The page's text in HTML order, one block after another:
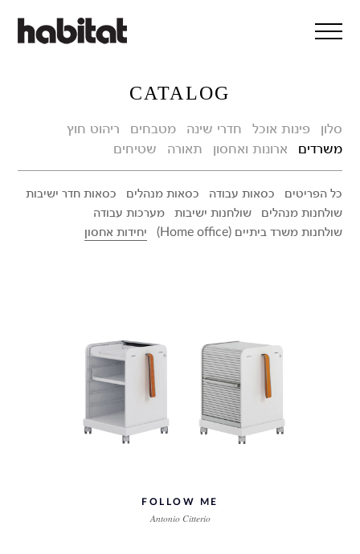
דלג/י לתוכן מרכזי
CATALOG
סלון פינות אוכל חדרי שינה מטבחים
ריהוט חוץ
משרדים
ארונות ואחסון תאורה שטיחים
כל הפריטים כסאות עבודה כסאות מנהלים
כסאות חדר ישיבות
שולחנות מנהלים
שולחנות ישיבות
מערכות עבודה
שולחנות משרד ביתיים (Home office)
יחידות אחסון
FOLLOW ME
Antonio Citterio